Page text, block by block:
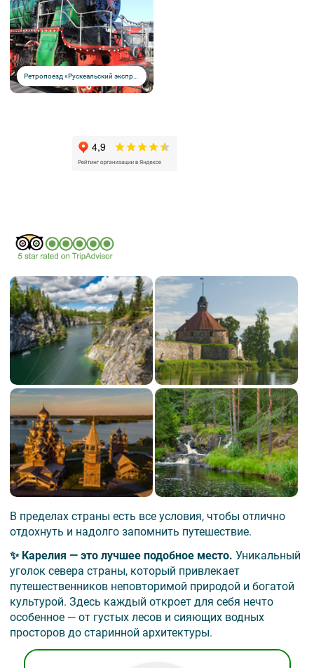
Ретропоезд «Рускеальский экспресс»
В пределах страны есть все условия, чтобы отлично
отдохнуть и надолго запомнить путешествие.
✨ Карелия — это лучшее подобное место. Уникальный
уголок севера страны, который привлекает
путешественников неповторимой природой и богатой
культурой. Здесь каждый откроет для себя нечто
особенное — от густых лесов и сияющих водных
просторов до старинной архитектуры.